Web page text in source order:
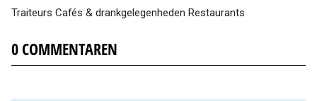
Traiteurs Cafés & drankgelegenheden Restaurants
0 COMMENTAREN